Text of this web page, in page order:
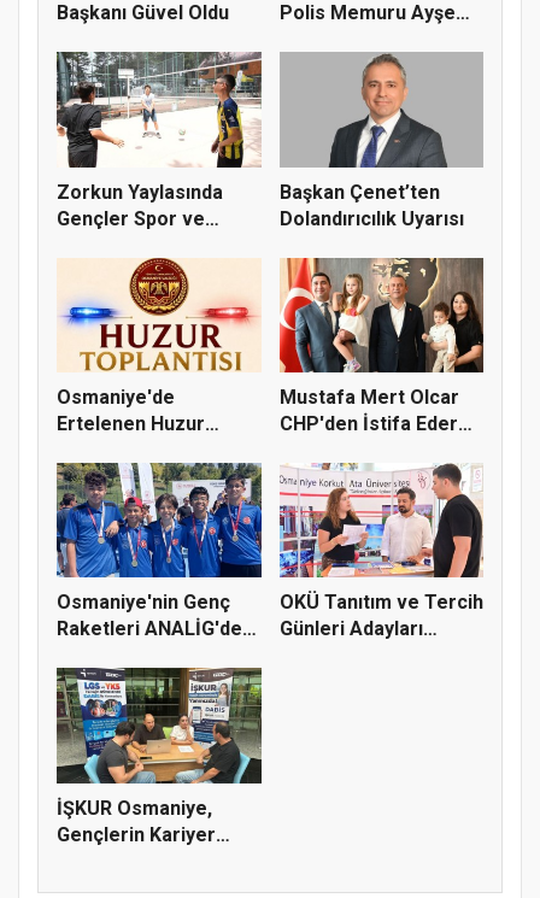
Başkanı Güvel Oldu
Polis Memuru Ayşe
Zorkun Yaylasında
Gençler Spor ve
Başkan Çenet’ten
Dolandırıcılık Uyarısı
Osmaniye'de
Ertelenen Huzur
Mustafa Mert Olcar
CHP'den İstifa Ederek
Osmaniye'nin Genç
Raketleri ANALİG'de
OKÜ Tanıtım ve Tercih
Günleri Adayları
İŞKUR Osmaniye,
Gençlerin Kariyer